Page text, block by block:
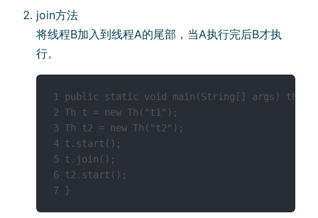
join⽅法
将线程B加⼊到线程A的尾部，当A执⾏完后B才执
⾏。
1 public static void main(String[] args)
2 Th t = new Th("t1");
3 Th t2 = new Th("t2");
4 t.start();
5 t.join();
6 t2.start();
7 }